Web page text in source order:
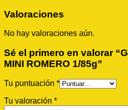
Valoraciones
No hay valoraciones aún.
Sé el primero en valorar
MINI ROMERO 1/85g”
Tu puntuación *
Tu valoración *